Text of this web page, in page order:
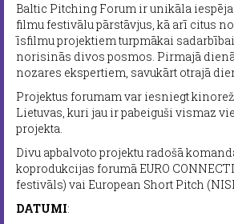
Baltic Pitching Forum ir unikāla
filmu festivālu pārstāvjus, kā arī citus
īsfilmu projektiem turpmākai
norisinās divos posmos. Pirmajā
nozares ekspertiem, savukārt otrajā
Projektus forumam var iesniegt
Lietuvas, kuri jau ir pabeiguši vismaz
projekta.
Divu apbalvoto projektu radošā
koprodukcijas forumā EURO
festivāls) vai European Short Pitch
DATUMI: